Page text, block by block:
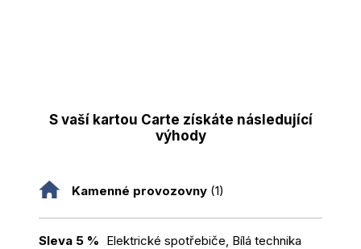
S vaší kartou Carte získáte následující
výhody
Kamenné provozovny (1)
Sleva 5 % Elektrické spotřebiče, Bílá technika